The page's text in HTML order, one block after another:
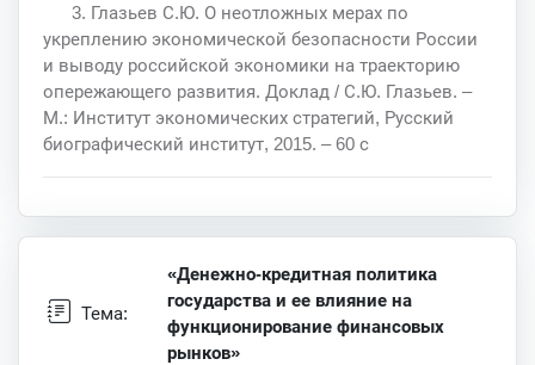
3. Глазьев С.Ю. О неотложных мерах по
укреплению экономической безопасности России
и выводу российской экономики на траекторию
опережающего развития. Доклад / С.Ю. Глазьев. –
М.: Институт экономических стратегий, Русский
биографический институт, 2015. – 60 с
Тема:
«Денежно-кредитная политика
государства и ее влияние на
функционирование финансовых
рынков»